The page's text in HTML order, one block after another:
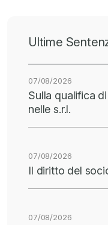
Ultime
07/08/2026
Sulla qualifica
nelle s.r.l.
07/08/2026
Il diritto del
07/08/2026